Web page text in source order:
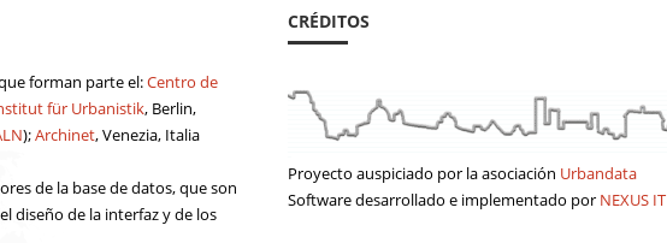
forman parte el:Centro de
für Urbanistik, Berlin,
);Archinet, Venezia, Italia
de la base de datos, que son
diseño de la interfaz y de los
CRÉDITOS
Proyecto auspiciado por la asociación Urbandata
Software desarrollado e implementado por NEXUS IT